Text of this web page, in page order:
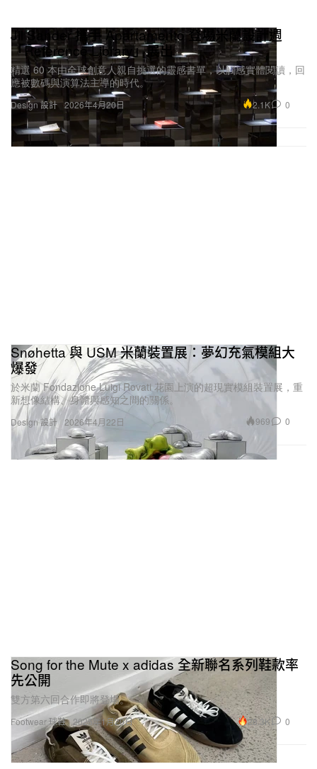
Design 設計
Jil Sander 攜手 Apartamento 登場米蘭設計週
「Reference Library」展出
精選 60 本由全球創意人親自挑選的靈感書單，以觸感實體閱讀，回
應被數碼與演算法主導的時代。
2026年4月20日 2.1K 0
Design 設計
Snøhetta 與 USM 米蘭裝置展：夢幻充氣模組大
爆發
於米蘭 Fondazione Luigi Rovati 花園上演的超現實模組裝置展，重
新想像結構、身體與感知之間的關係。
2026年4月22日 969 0
Footwear 球鞋
Song for the Mute x adidas 全新聯名系列鞋款率
先公開
雙方第六回合作即將登場。
2025年1月20日 28.3K 0